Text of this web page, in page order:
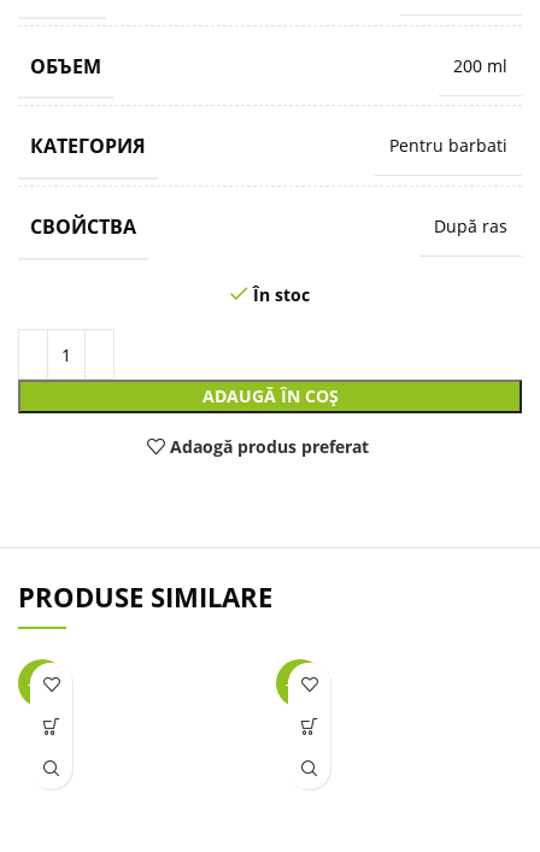
ОБЪЕМ 200 ml
КАТЕГОРИЯ Pentru barbati
СВОЙСТВА După ras
În stoc
ADAUGĂ ÎN COȘ
Adaogă produs preferat
PRODUSE SIMILARE
-31% -23%